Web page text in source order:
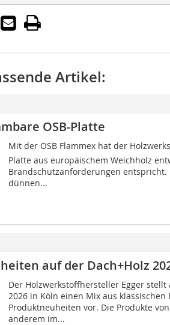
Artikel:
OSB-Platte
Mit der OSB Flammex hat der
Platte aus europäischem Weichholz
Brandschutzanforderungen
dünnen...
auf der Dach+Holz
Der Holzwerkstoffhersteller Egger stellt
2026 in Köln einen Mix aus
Produktneuheiten vor. Die Produkte
anderem im...